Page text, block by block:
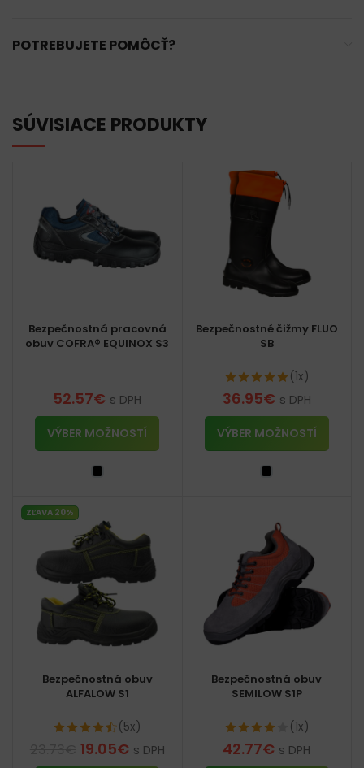
POTREBUJETE POMÔCŤ?
SÚVISIACE PRODUKTY
Bezpečnostná pracovná
obuv COFRA® EQUINOX S3
52.57€ s DPH
VÝBER MOŽNOSTÍ
Bezpečnostné čižmy FLUO
SB
(1x)
36.95€ s DPH
VÝBER MOŽNOSTÍ
ZĽAVA 20%
Bezpečnostná obuv
ALFALOW S1
(5x)
19.05€ s DPH
Bezpečnostná obuv
SEMILOW S1P
(1x)
42.77€ s DPH